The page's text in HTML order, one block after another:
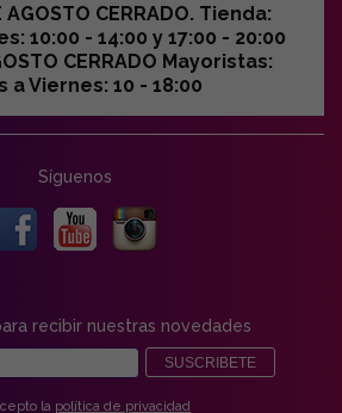
AGOSTO CERRADO. Tienda:
10:00 - 14:00 y 17:00 - 20:00
CERRADO Mayoristas:
a Viernes: 10 - 18:00
Síguenos
recibir nuestras novedades
SUSCRIBETE
la política de privacidad